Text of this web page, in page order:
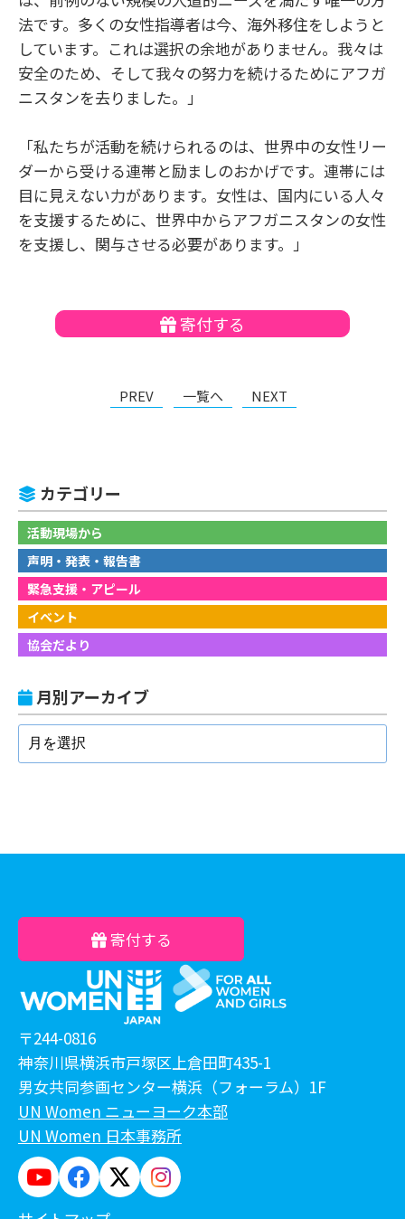
法です。多くの女性指導者は今、海外移住をしようと
しています。これは選択の余地がありません。我々は
安全のため、そして我々の努力を続けるためにアフガ
ニスタンを去りました。」
「私たちが活動を続けられるのは、世界中の女性リー
ダーから受ける連帯と励ましのおかげです。連帯には
目に見えない力があります。女性は、国内にいる人々
を支援するために、世界中からアフガニスタンの女性
を支援し、関与させる必要があります。」
寄付する
PREV 一覧へ NEXT
カテゴリー
活動現場から
声明・発表・報告書
緊急支援・アピール
イベント
協会だより
月別アーカイブ
寄付する
〒244-0816
神奈川県横浜市戸塚区上倉田町435-1
男女共同参画センター横浜（フォーラム）1F
UN Women ニューヨーク本部
UN Women 日本事務所